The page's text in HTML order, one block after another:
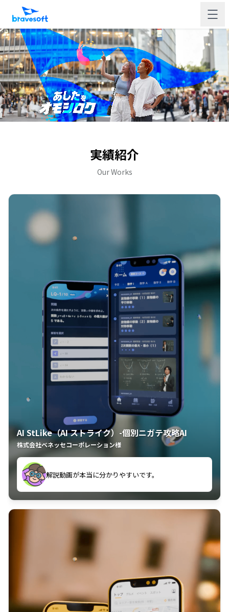
実績紹介
Our Works
AI StLike（AI ストライク）-個別ニガテ攻略AI
株式会社ベネッセコーポレーション様
古文漢文を主に使わせていただいているが、復習する
のに非常に役立っている。
解説動画が本当に分かりやすいです。